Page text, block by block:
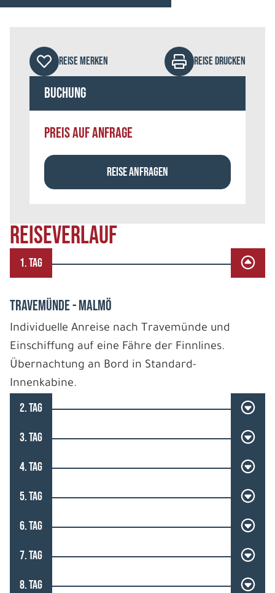
REISEVERLAUF
1. TAG
TRAVEMÜNDE - MALMÖ
Individuelle Anreise nach Travemünde und
Einschiffung auf eine Fähre der Finnlines.
Übernachtung an Bord in Standard-
Innenkabine.
2. TAG
3. TAG
4. TAG
5. TAG
6. TAG
7. TAG
8. TAG
REISE MERKEN REISE DRUCKEN
Buchung
PREIS AUF ANFRAGE
REISE ANFRAGEN